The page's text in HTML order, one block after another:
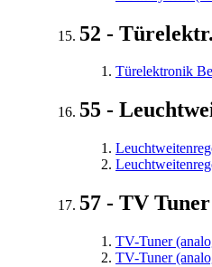
52 -
Türelektronik
55 -
57 - TV Tuner
TV-Tuner
TV-Tuner